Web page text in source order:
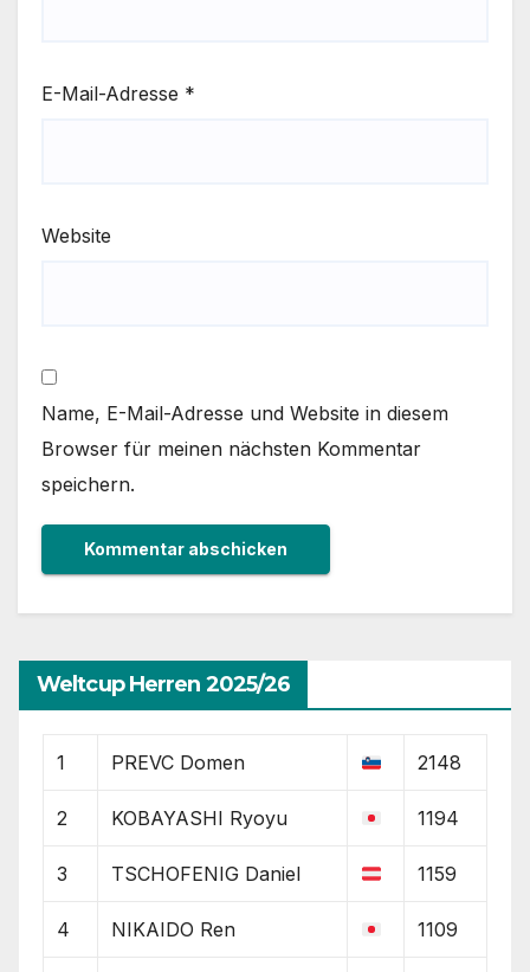
E-Mail-Adresse *
Website
Name, E-Mail-Adresse und Website in diesem
Browser für meinen nächsten Kommentar
speichern.
Weltcup Herren 2025/26
1 PREVC Domen 2148
2 KOBAYASHI Ryoyu 1194
3 TSCHOFENIG Daniel 1159
4 NIKAIDO Ren 1109